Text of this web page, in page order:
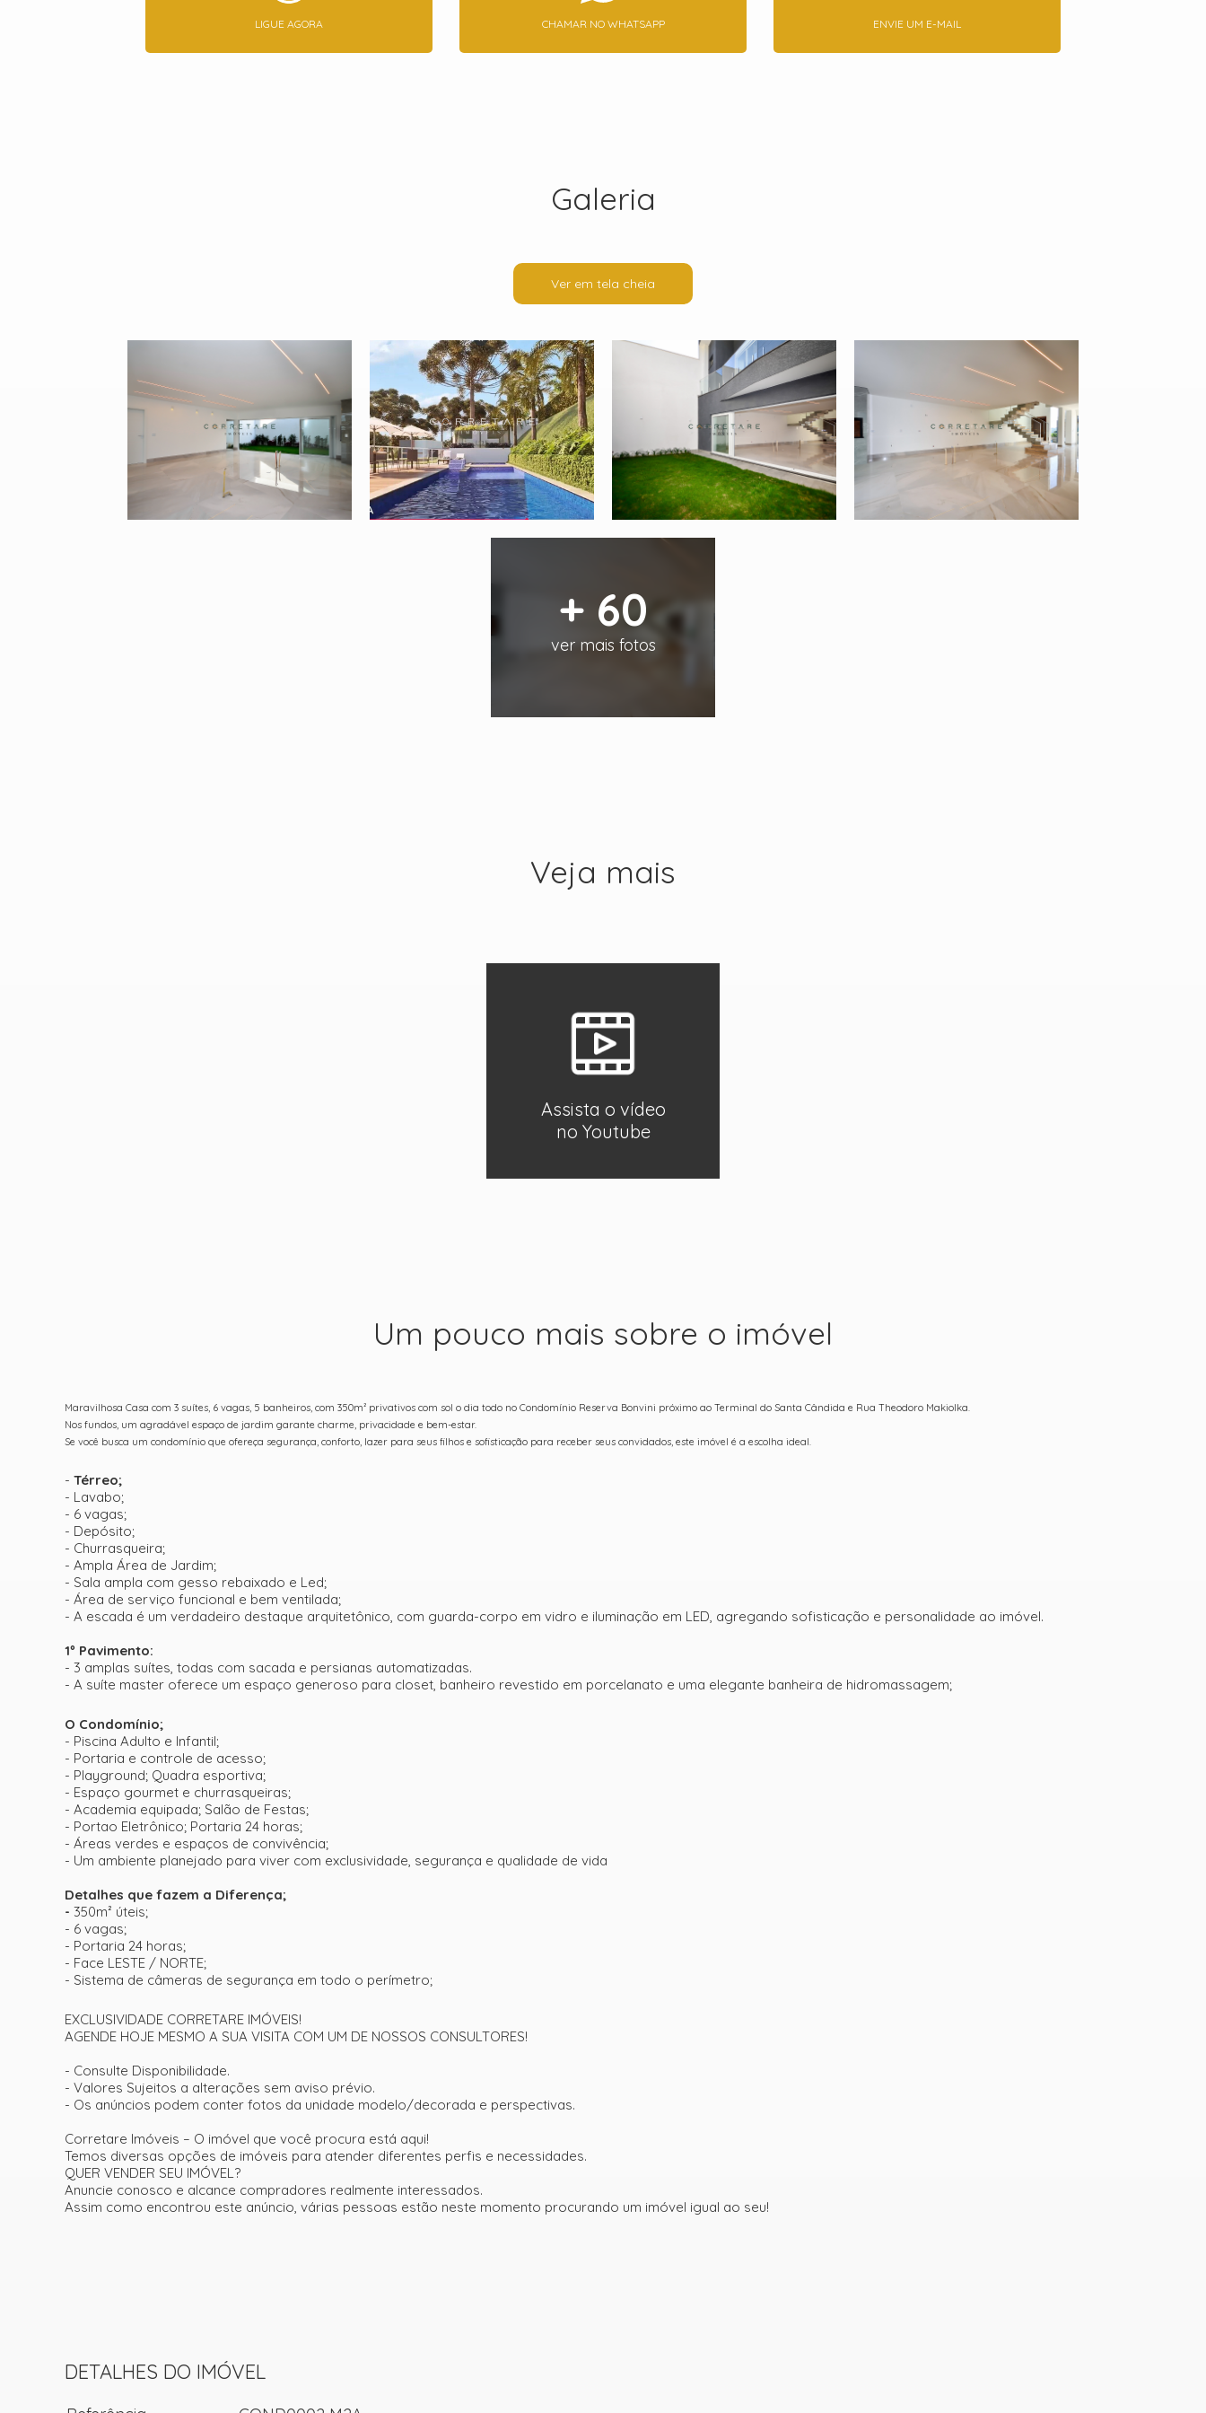
LIGUE AGORA CHAMAR NO WHATSAPP ENVIE UM E-MAIL
Galeria
Ver em tela cheia
+ 60
ver mais fotos
Veja mais
Assista o vídeo
no Youtube
Um pouco mais sobre o imóvel
Maravilhosa Casa com 3 suítes, 6 vagas, 5 banheiros, com 350m² privativos com sol o dia todo no Condomínio Reserva Bonvini próximo ao Terminal do Santa Cândida e Rua Theodoro Makiolka.
Nos fundos, um agradável espaço de jardim garante charme, privacidade e bem-estar.
Se você busca um condomínio que ofereça segurança, conforto, lazer para seus filhos e sofisticação para receber seus convidados, este imóvel é a escolha ideal.
- Térreo;
- Lavabo;
- 6 vagas;
- Depósito;
- Churrasqueira;
- Ampla Área de Jardim;
- Sala ampla com gesso rebaixado e Led;
- Área de serviço funcional e bem ventilada;
- A escada é um verdadeiro destaque arquitetônico, com guarda-corpo em vidro e iluminação em LED, agregando sofisticação e personalidade ao imóvel.
1º Pavimento:
- 3 amplas suítes, todas com sacada e persianas automatizadas.
- A suíte master oferece um espaço generoso para closet, banheiro revestido em porcelanato e uma elegante banheira de hidromassagem;
O Condomínio;
- Piscina Adulto e Infantil;
- Portaria e controle de acesso;
- Playground; Quadra esportiva;
- Espaço gourmet e churrasqueiras;
- Academia equipada; Salão de Festas;
- Portao Eletrônico; Portaria 24 horas;
- Áreas verdes e espaços de convivência;
- Um ambiente planejado para viver com exclusividade, segurança e qualidade de vida
Detalhes que fazem a Diferença;
- 350m² úteis;
- 6 vagas;
- Portaria 24 horas;
- Face LESTE / NORTE;
- Sistema de câmeras de segurança em todo o perímetro;
EXCLUSIVIDADE CORRETARE IMÓVEIS!
AGENDE HOJE MESMO A SUA VISITA COM UM DE NOSSOS CONSULTORES!
- Consulte Disponibilidade.
- Valores Sujeitos a alterações sem aviso prévio.
- Os anúncios podem conter fotos da unidade modelo/decorada e perspectivas.
Corretare Imóveis – O imóvel que você procura está aqui!
Temos diversas opções de imóveis para atender diferentes perfis e necessidades.
QUER VENDER SEU IMÓVEL?
Anuncie conosco e alcance compradores realmente interessados.
Assim como encontrou este anúncio, várias pessoas estão neste momento procurando um imóvel igual ao seu!
DETALHES DO IMÓVEL